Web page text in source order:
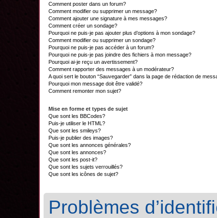
Comment poster dans un forum?
Comment modifier ou supprimer un message?
Comment ajouter une signature à mes messages?
Comment créer un sondage?
Pourquoi ne puis-je pas ajouter plus d’options à mon sondage?
Comment modifier ou supprimer un sondage?
Pourquoi ne puis-je pas accéder à un forum?
Pourquoi ne puis-je pas joindre des fichiers à mon message?
Pourquoi ai-je reçu un avertissement?
Comment rapporter des messages à un modérateur?
A quoi sert le bouton “Sauvegarder” dans la page de rédaction de
Pourquoi mon message doit être validé?
Comment remonter mon sujet?
Mise en forme et types de sujet
Que sont les BBCodes?
Puis-je utiliser le HTML?
Que sont les smileys?
Puis-je publier des images?
Que sont les annonces générales?
Que sont les annonces?
Que sont les post-it?
Que sont les sujets verrouillés?
Que sont les icônes de sujet?
Problèmes